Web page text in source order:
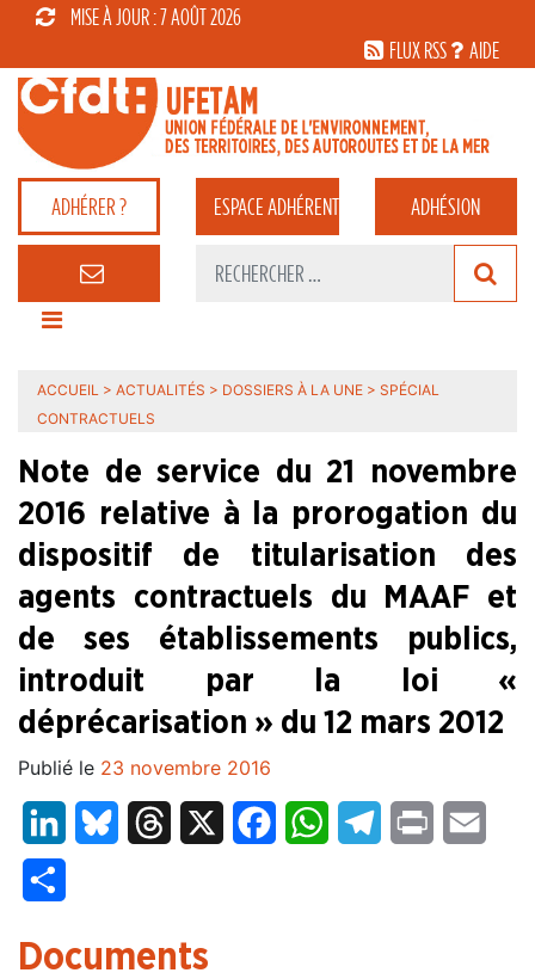
MISE À JOUR : 7 AOÛT 2026
FLUX RSS
AIDE
ADHÉRER ? ESPACEADHÉRENT ADHÉSION
ACCUEIL > ACTUALITÉS > DOSSIERS À LA UNE > SPÉCIAL
CONTRACTUELS
Note de service du 21 novembre
2016 relative à la prorogation du
dispositif de titularisation des
agents contractuels du MAAF et
de ses établissements publics,
introduit par la loi «
déprécarisation » du 12 mars 2012
Publié le 23 novembre 2016
LinkedInBluesky Threads FacebookWhatsAppTelegram
Print
Documents